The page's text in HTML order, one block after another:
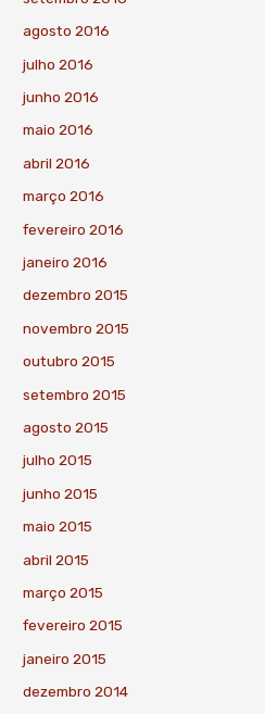
agosto 2016
julho 2016
junho 2016
maio 2016
abril 2016
março 2016
fevereiro 2016
janeiro 2016
dezembro 2015
novembro 2015
outubro 2015
setembro 2015
agosto 2015
julho 2015
junho 2015
maio 2015
abril 2015
março 2015
fevereiro 2015
janeiro 2015
dezembro 2014